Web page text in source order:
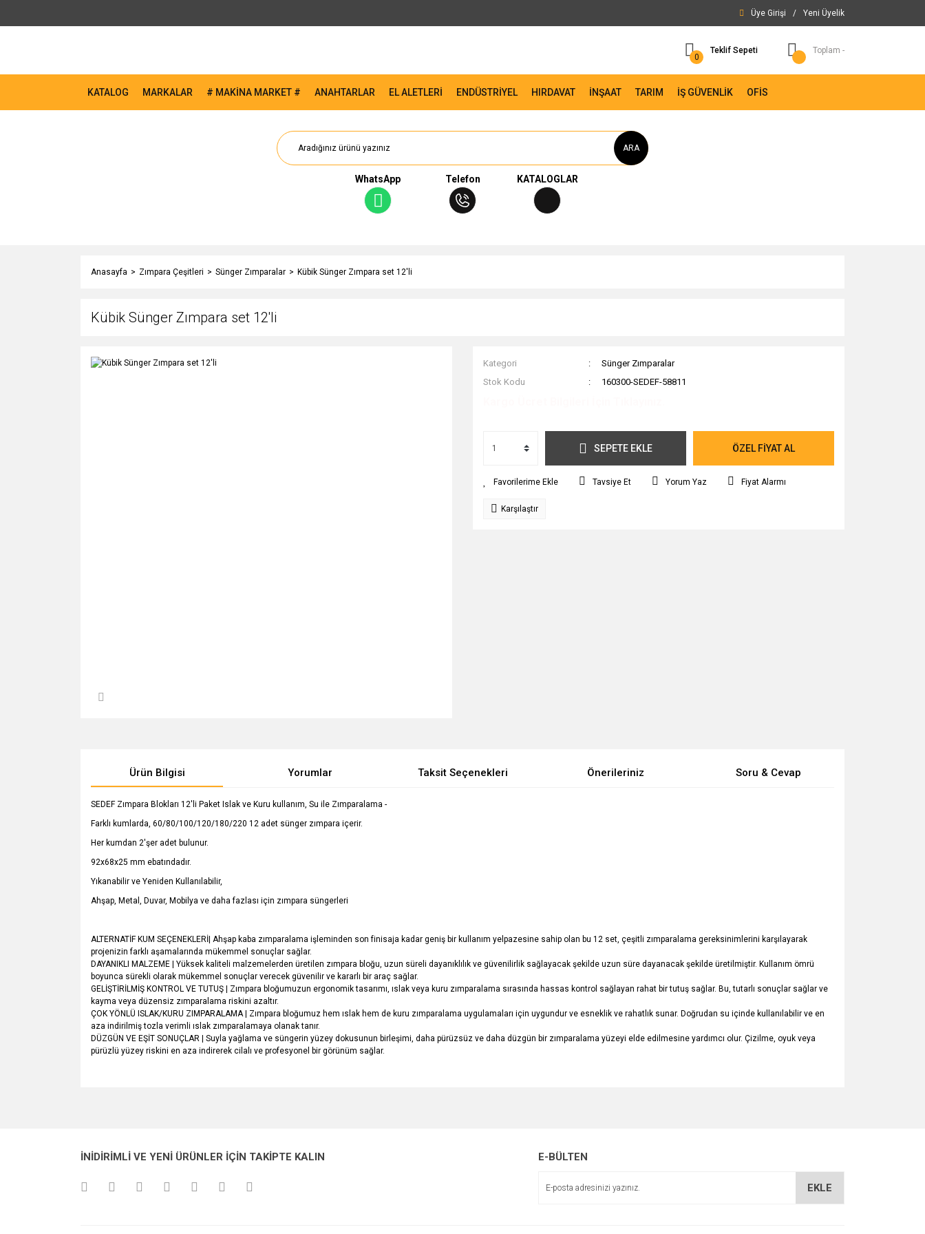
Üye Girişi / Yeni Üyelik
0
Teklif Sepeti Toplam -
KATALOG MARKALAR # MAKİNA MARKET # ANAHTARLAR EL ALETLERİ ENDÜSTRİYEL HIRDAVAT İNŞAAT TARIM İŞ GÜVENLİK OFİS
ARA
WhatsApp Telefon KATALOGLAR
Anasayfa Zımpara Çeşitleri Sünger Zımparalar Kübik Sünger Zımpara set 12'li
Kübik Sünger Zımpara set 12'li
Kategori
Sünger Zımparalar
Stok Kodu
160300-SEDEF-58811
SEPETE EKLE ÖZEL FİYAT AL
Tavsiye Et Yorum Yaz Fiyat Alarmı
Karşılaştır
Ürün Bilgisi Yorumlar Taksit Seçenekleri Önerileriniz Soru & Cevap
SEDEF Zımpara Blokları 12'li Paket Islak ve Kuru kullanım, Su ile Zımparalama -
Farklı kumlarda, 60/80/100/120/180/220 12 adet sünger zımpara içerir.
Her kumdan 2'şer adet bulunur.
92x68x25 mm ebatındadır.
Yıkanabilir ve Yeniden Kullanılabilir,
Ahşap, Metal, Duvar, Mobilya ve daha fazlası için zımpara süngerleri
ALTERNATİF KUM SEÇENEKLERİ| Ahşap kaba zımparalama işleminden son finisaja kadar geniş bir kullanım yelpazesine sahip olan bu 12 set, çeşitli zımparalama gereksinimlerini karşılayarak
projenizin farklı aşamalarında mükemmel sonuçlar sağlar.
DAYANIKLI MALZEME | Yüksek kaliteli malzemelerden üretilen zımpara bloğu, uzun süreli dayanıklılık ve güvenilirlik sağlayacak şekilde uzun süre dayanacak şekilde üretilmiştir. Kullanım ömrü
boyunca sürekli olarak mükemmel sonuçlar verecek güvenilir ve kararlı bir araç sağlar.
GELİŞTİRİLMİŞ KONTROL VE TUTUŞ | Zımpara bloğumuzun ergonomik tasarımı, ıslak veya kuru zımparalama sırasında hassas kontrol sağlayan rahat bir tutuş sağlar. Bu, tutarlı sonuçlar sağlar ve
kayma veya düzensiz zımparalama riskini azaltır.
ÇOK YÖNLÜ ISLAK/KURU ZIMPARALAMA | Zımpara bloğumuz hem ıslak hem de kuru zımparalama uygulamaları için uygundur ve esneklik ve rahatlık sunar. Doğrudan su içinde kullanılabilir ve en
aza indirilmiş tozla verimli ıslak zımparalamaya olanak tanır.
DÜZGÜN VE EŞİT SONUÇLAR | Suyla yağlama ve süngerin yüzey dokusunun birleşimi, daha pürüzsüz ve daha düzgün bir zımparalama yüzeyi elde edilmesine yardımcı olur. Çizilme, oyuk veya
pürüzlü yüzey riskini en aza indirerek cilalı ve profesyonel bir görünüm sağlar.
Ürün açıklamasında eksik bilgiler bulunuyor.
İNİDİRİMLİ VE YENİ ÜRÜNLER İÇİN TAKİPTE KALIN E-BÜLTEN
EKLE